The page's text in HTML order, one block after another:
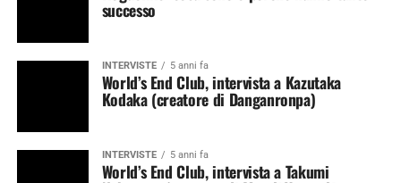
successo
INTERVISTE 5 anni fa
World’s End Club, intervista a Kazutaka
Kodaka (creatore di Danganronpa)
INTERVISTE 5 anni fa
World’s End Club, intervista a Takumi